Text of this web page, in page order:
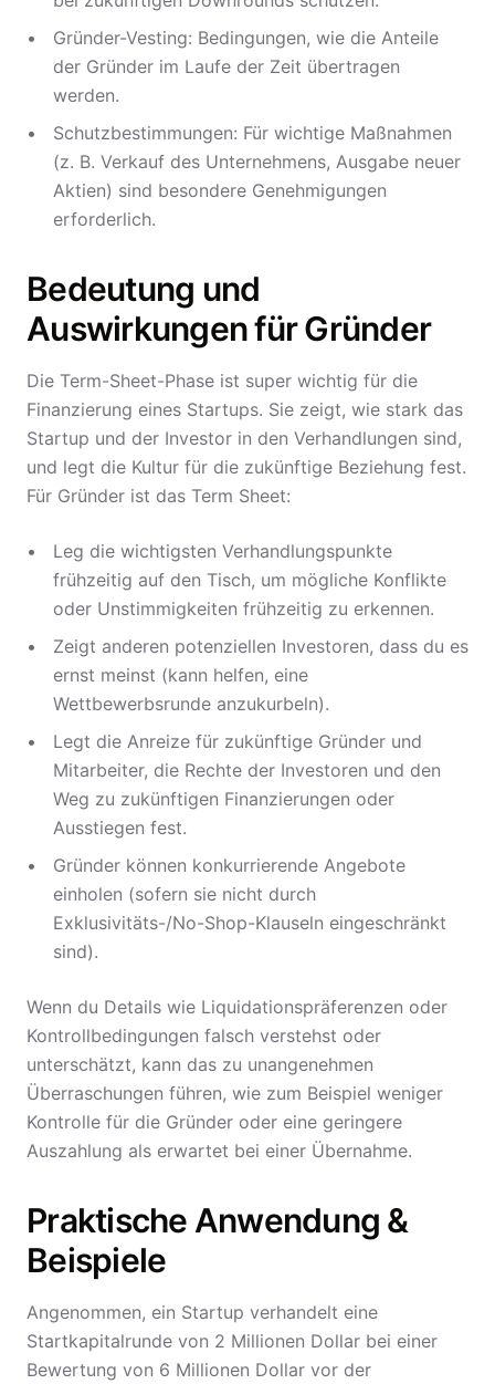
Gründer-Vesting: Bedingungen, wie die Anteile
der Gründer im Laufe der Zeit übertragen
werden.
Schutzbestimmungen: Für wichtige Maßnahmen
(z. B. Verkauf des Unternehmens, Ausgabe neuer
Aktien) sind besondere Genehmigungen
erforderlich.
Bedeutung und
Auswirkungen für Gründer
Die Term-Sheet-Phase ist super wichtig für die
Finanzierung eines Startups. Sie zeigt, wie stark das
Startup und der Investor in den Verhandlungen sind,
und legt die Kultur für die zukünftige Beziehung fest.
Für Gründer ist das Term Sheet:
Leg die wichtigsten Verhandlungspunkte
frühzeitig auf den Tisch, um mögliche Konflikte
oder Unstimmigkeiten frühzeitig zu erkennen.
Zeigt anderen potenziellen Investoren, dass du es
ernst meinst (kann helfen, eine
Wettbewerbsrunde anzukurbeln).
Legt die Anreize für zukünftige Gründer und
Mitarbeiter, die Rechte der Investoren und den
Weg zu zukünftigen Finanzierungen oder
Ausstiegen fest.
Gründer können konkurrierende Angebote
einholen (sofern sie nicht durch
Exklusivitäts-/No-Shop-Klauseln eingeschränkt
sind).
Wenn du Details wie Liquidationspräferenzen oder
Kontrollbedingungen falsch verstehst oder
unterschätzt, kann das zu unangenehmen
Überraschungen führen, wie zum Beispiel weniger
Kontrolle für die Gründer oder eine geringere
Auszahlung als erwartet bei einer Übernahme.
Praktische Anwendung &
Beispiele
Angenommen, ein Startup verhandelt eine
Startkapitalrunde von 2 Millionen Dollar bei einer
Bewertung von 6 Millionen Dollar vor der